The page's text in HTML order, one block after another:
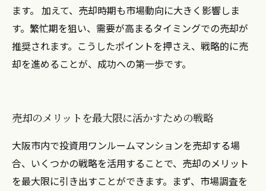
ます。 加えて、売却時期も市場動向に大きく影響しま
す。繁忙期を狙い、需要が高まるタイミングでの売却が
推奨されます。こうしたポイントを押さえ、戦略的に売
却を進めることが、成功への第一歩です。
売却のメリットを最大限に活かすための戦略
大阪市内で投資用ワンルームマンションを売却する場
合、いくつかの戦略を活用することで、売却のメリット
を最大限に引き出すことができます。まず、市場調査を